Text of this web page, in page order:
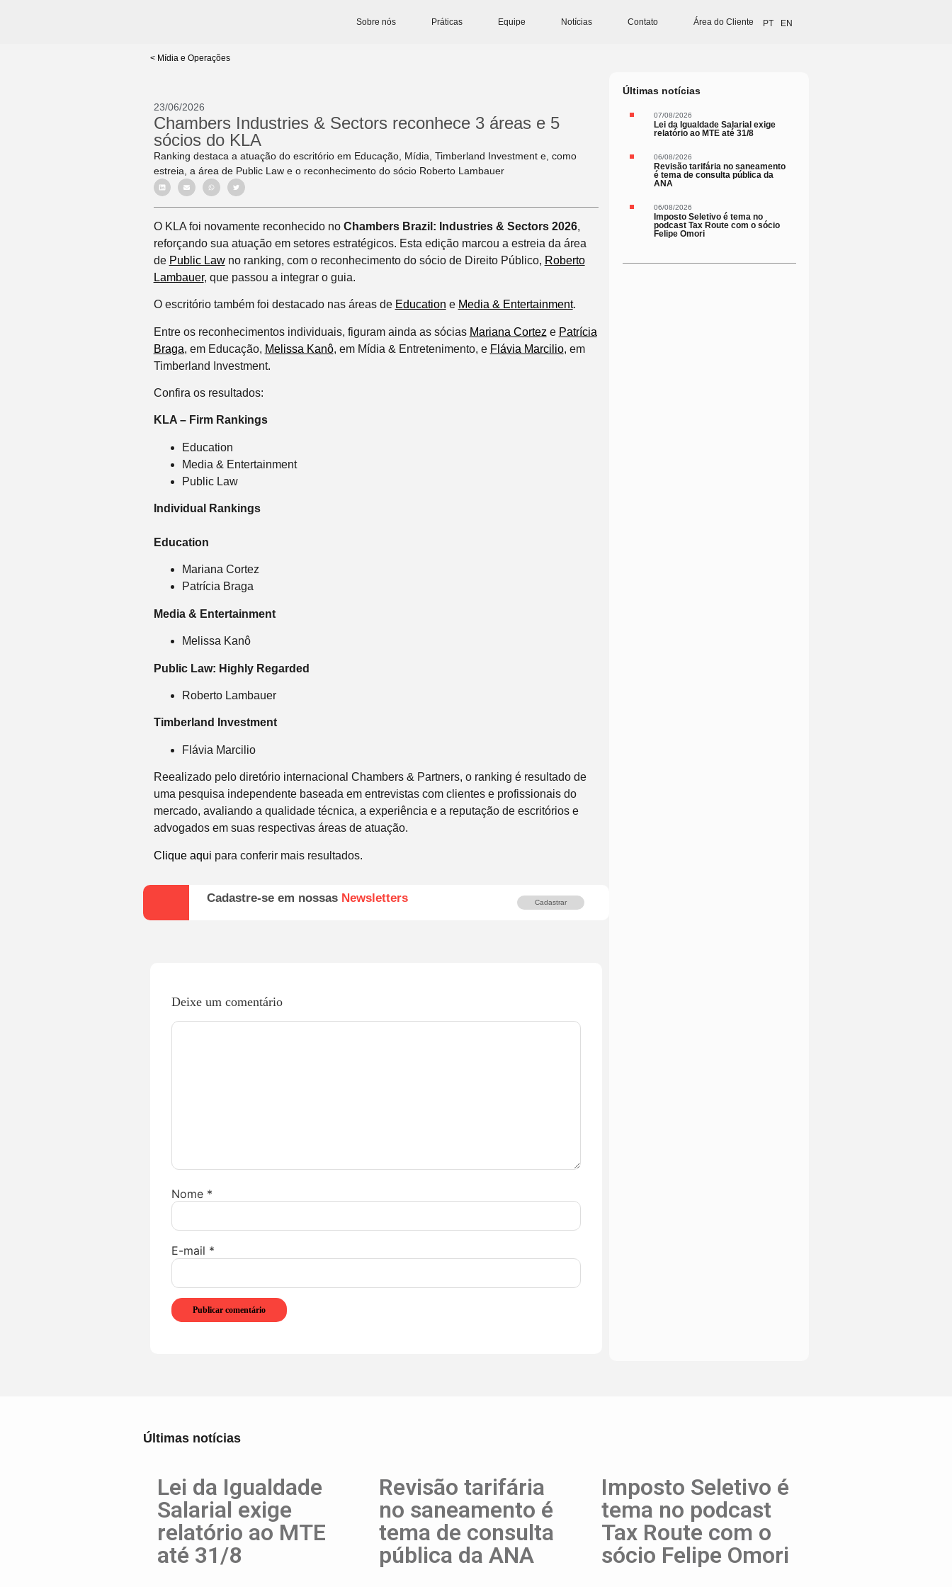
Sobre nós Práticas Equipe Notícias Contato Área do Cliente PT EN
< Mídia e Operações
23/06/2026
Chambers Industries & Sectors reconhece 3 áreas e 5
sócios do KLA
Ranking destaca a atuação do escritório em Educação, Mídia, Timberland Investment e, como
estreia, a área de Public Law e o reconhecimento do sócio Roberto Lambauer
O KLA foi novamente reconhecido no Chambers Brazil: Industries & Sectors 2026,
reforçando sua atuação em setores estratégicos. Esta edição marcou a estreia da área
de Public Lawno ranking, com o reconhecimento do sócio de Direito Público, Roberto
Lambauer, que passou a integrar o guia.
O escritório também foi destacado nas áreas de Education e Media & Entertainment.
Entre os reconhecimentos individuais, figuram ainda as sócias Mariana Cortez e Patrícia
Braga, em Educação, Melissa Kanô, em Mídia & Entretenimento, e Flávia Marcilio, em
Timberland Investment.
Confira os resultados:
KLA – Firm Rankings
Education
Media & Entertainment
Public Law
Individual Rankings
Education
Mariana Cortez
Patrícia Braga
Media & Entertainment
Melissa Kanô
Public Law: Highly Regarded
Roberto Lambauer
Timberland Investment
Flávia Marcilio
Reealizado pelo diretório internacional Chambers & Partners, o ranking é resultado de
uma pesquisa independente baseada em entrevistas com clientes e profissionais do
mercado, avaliando a qualidade técnica, a experiência e a reputação de escritórios e
advogados em suas respectivas áreas de atuação.
Clique aqui para conferir mais resultados.
Cadastre-se em nossas Newsletters Cadastrar
Deixe um comentário
Nome *
E-mail *
Últimas notícias
07/08/2026
Lei da Igualdade Salarial exige
relatório ao MTE até 31/8
06/08/2026
Revisão tarifária no saneamento
é tema de consulta pública da
ANA
06/08/2026
Imposto Seletivo é tema no
podcast Tax Route com o sócio
Felipe Omori
Últimas notícias
Lei da Igualdade
Salarial exige
relatório ao MTE
até 31/8
Revisão tarifária
no saneamento é
tema de consulta
pública da ANA
Imposto Seletivo é
tema no podcast
Tax Route com o
sócio Felipe Omori